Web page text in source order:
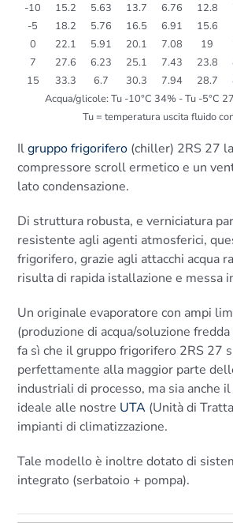
-10
15.2 5.63 13.7 6.76 12.8
-5
18.2 5.76 16.5 6.91 15.6
0
22.1 5.91 20.1 7.08 19
7
27.6 6.23 25.1 7.43 23.8
15
33.3 6.7 30.3 7.94 28.7
Acqua/glicole: Tu -10°C 34% - Tu -5°C
Tu = temperatura uscita fluido
Ilgruppo frigorifero (chiller) 2RS 27
compressore scroll ermetico e un
lato condensazione.
Di struttura robusta, e verniciatura
resistente agli agenti atmosferici,
frigorifero, grazie agli attacchi acqua
risulta di rapida istallazione e messa
Un originale evaporatore con ampi
(produzione di acqua/soluzione
fa sì che il gruppo frigorifero 2RS 27
perfettamente alla maggior parte
industriali di processo, ma sia anche
ideale alle nostre UTA (Unità di
impianti di climatizzazione.
Tale modello è inoltre dotato di
integrato (serbatoio + pompa).